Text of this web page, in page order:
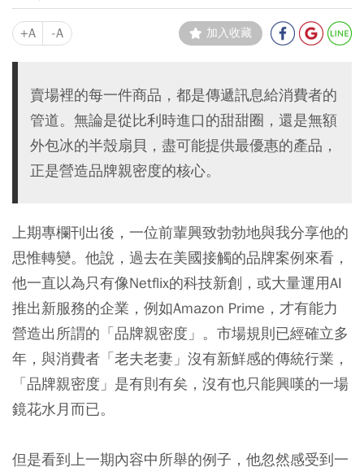
+A -A 加入收藏
賣場裡的每一件商品，都是傳遞訊息給消費者的
管道。無論是從比利時進口的甜甜圈，還是無額
外包冰的半殼扇貝，盡可能提供最優惠的產品，
正是營造品牌親密度的核心。
上期專欄刊出後，一位前輩興致勃勃地與我分享他的
思惟轉變。他說，過去在美國接觸的品牌案例來看，
他一直以為只有像Netflix的科技新創，或大量運用AI
推出新服務的企業，例如Amazon Prime，才有能力
營造出所謂的「品牌親密度」。市場規則已經確立多
年，與消費者「老夫老妻」沒有新鮮感的傳統行業，
「品牌親密度」是有則有矣，沒有也只能興嘆的一場
鏡花水月而已。
但是看到上一期內容中所舉的例子，他忽然感受到一